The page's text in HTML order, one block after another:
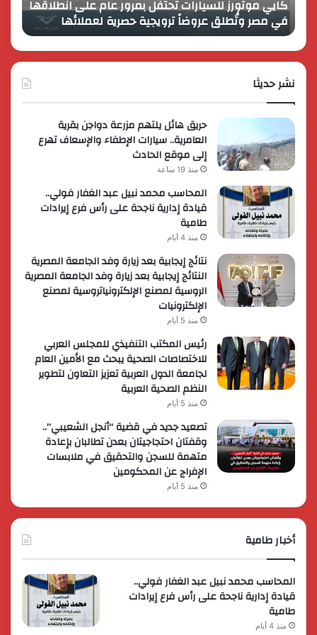
بمرور عام على انطلاقها
حصرية لعملائها
المصري
الكبير
برؤية
جديدة
وتوسع
الكبير برؤية جديدة وتوسع عالمي
نشر حديثا
حريق هائل يلتهم مزرعة دواجن بقرية
العامرية.. سيارات الإطفاء والإسعاف تهرع
إلى موقع الحادث
منذ 19 ساعة
المحاسب محمد نبيل عبد الغفار فولي..
قيادة إدارية ناجحة على رأس فرع إيرادات
طامية
منذ 4 أيام
نتائج إيجابية بعد زيارة وفد الجامعة المصرية
النتائج إيجابية بعد زيارة وفد الجامعة المصرية
الروسية لمصنع الإلكترونياتروسية لمصنع
الإلكترونيات
منذ 5 أيام
رئيس المكتب التنفيذي للمجلس العربي
للاختصاصات الصحية يبحث مع الأمين العام
لجامعة الدول العربية تعزيز التعاون لتطوير
النظم الصحية العربية
منذ 5 أيام
تصعيد جديد في قضية “أنجل الشعيبي”..
وقفتان احتجاجيتان بعدن تطالبان بإعادة
متهمة للسجن والتحقيق في ملابسات
الإفراج عن المحكومين
منذ 5 أيام
أخبار طامية
المحاسب محمد نبيل عبد الغفار فولي..
قيادة إدارية ناجحة على رأس فرع إيرادات
طامية
منذ 4 أيام